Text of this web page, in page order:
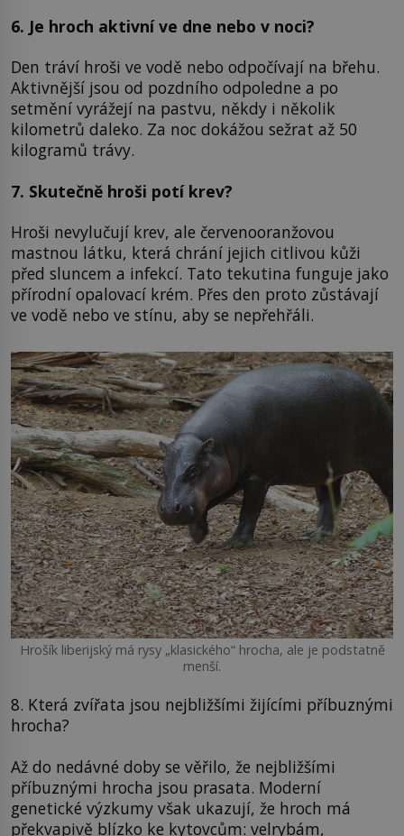
6. Je hroch aktivní ve dne nebo v noci?
Den tráví hroši ve vodě nebo odpočívají na břehu.
Aktivnější jsou od pozdního odpoledne a po
setmění vyrážejí na pastvu, někdy i několik
kilometrů daleko. Za noc dokážou sežrat až 50
kilogramů trávy.
7. Skutečně hroši potí krev?
Hroši nevylučují krev, ale červenooranžovou
mastnou látku, která chrání jejich citlivou kůži
před sluncem a infekcí. Tato tekutina funguje jako
přírodní opalovací krém. Přes den proto zůstávají
ve vodě nebo ve stínu, aby se nepřehřáli.
Hrošík liberijský má rysy „klasického“ hrocha, ale je podstatně
menší.
8. Která zvířata jsou nejbližšími žijícími příbuznými
hrocha?
Až do nedávné doby se věřilo, že nejbližšími
příbuznými hrocha jsou prasata. Moderní
genetické výzkumy však ukazují, že hroch má
překvapivě blízko ke kytovcům: velrybám,